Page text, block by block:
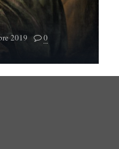
2019 0